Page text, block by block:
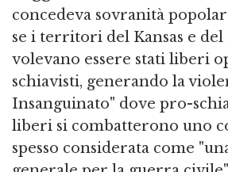
concedeva sovranità
se i territori del Kansas e del
volevano essere stati liberi
schiavisti, generando la
Insanguinato" dove pro-
liberi si combatterono uno
spesso considerata come